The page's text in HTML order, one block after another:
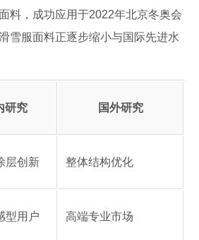
料，成功应用于2022年北京冬奥会
雪服面料正逐步缩小与国际先进水
研究 国外研究
层创新 整体结构优化
型用户 高端专业市场